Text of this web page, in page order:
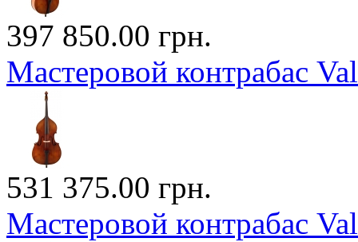
397 850.00 грн.
Мастеровой контрабас
531 375.00 грн.
Мастеровой контрабас